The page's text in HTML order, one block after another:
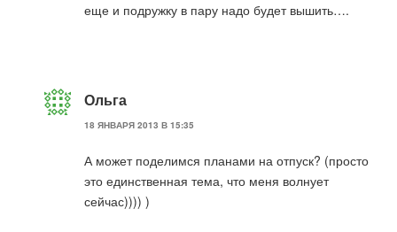
еще и подружку в пару надо будет вышить….
Ольга
18 ЯНВАРЯ 2013 В 15:35
А может поделимся планами на отпуск? (просто
это единственная тема, что меня волнует
сейчас)))) )